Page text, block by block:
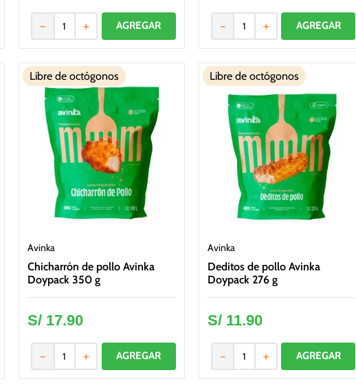
＋
－ ＋
－
Libre de octógonos
Avinka
Chicharrón de pollo Avinka
Doypack 350 g
S/ 17.90
＋
－
Libre de octógonos
Avinka
Deditos de pollo Avinka
Doypack 276 g
S/ 11.90
＋
－